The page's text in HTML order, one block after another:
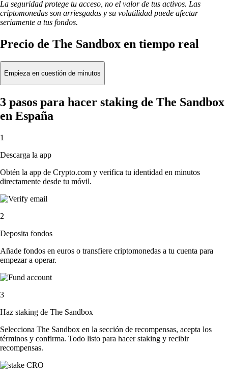
La seguridad protege tu acceso, no el valor de tus activos. Las
criptomonedas son arriesgadas y su volatilidad puede afectar
seriamente a tus fondos.
Precio de The Sandbox en tiempo real
Empieza en cuestión de minutos
3 pasos para hacer staking de The Sandbox
en España
1
Descarga la app
Obtén la app de Crypto.com y verifica tu identidad en minutos
directamente desde tu móvil.
2
Deposita fondos
Añade fondos en euros o transfiere criptomonedas a tu cuenta para
empezar a operar.
3
Haz staking de The Sandbox
Selecciona The Sandbox en la sección de recompensas, acepta los
términos y confirma. Todo listo para hacer staking y recibir
recompensas.